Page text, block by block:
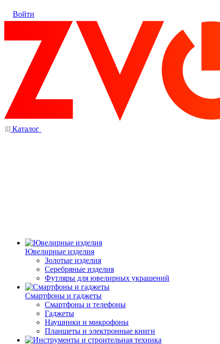
Войти
Каталог
Ювелирные изделия
Золотые изделия
Серебряные изделия
Футляры для ювелирных украшений
Смартфоны и гаджеты
Смартфоны и телефоны
Гаджеты
Наушники и микрофоны
Планшеты и электронные книги